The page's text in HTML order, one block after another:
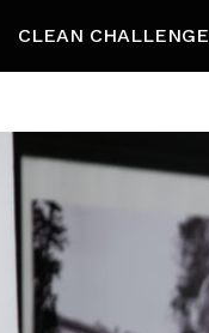
CLEAN CHALLENGE